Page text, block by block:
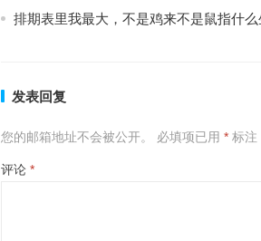
排期表里我最大，不是鸡来不是鼠指什
发表回复
您的邮箱地址不会被公开。 必填项已用 * 标注
评论 *